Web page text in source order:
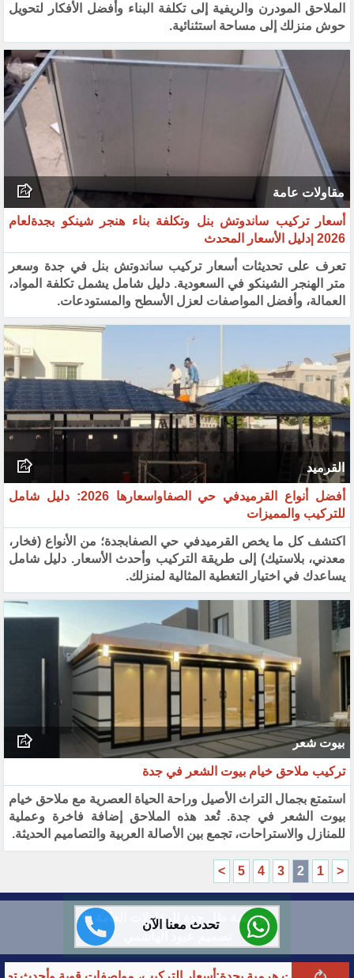
تحدث معنا الآن
الملاحق المودرن والريفية إلى تكلفة البناء وأفضل الأفكار لتحويل
حوش منزلك إلى مساحة استثنائية.
مقاولات عامة
أسعار تركيب ساندوتش بنل وتكلفة بناء هنجر شينكو بجدةلعام
2026 |دليل الأسعار المحدث
تعرف على تحديثات أسعار تركيب ساندوتش بنل في جدة وسعر
متر الهنجر الشينكو في السعودية. دليل شامل يشمل تكلفة المواد،
العمالة، وأفضل المواصفات لعزل الأسطح والمستودعات.
القرميد
أفضل أنواع القرميدفي حي الصفاواسعارها 2026: دليل شامل
للتركيب والمميزات
اكتشف كل ما يخص القرميدفي حي الصفابجدة؛ من الأنواع (فخار،
معدني، بلاستيك) إلى طريقة التركيب وأحدث الأسعار. دليل شامل
يساعدك في اختيار التغطية المثالية لمنزلك.
بيوت شعر
تركيب ملاحق خيام بيوت الشعر في جدة
استمتع بجمال التراث الأصيل وراحة الحياة العصرية مع ملاحق خيام
بيوت الشعر في جدة. تُعد هذه الملاحق إضافة فاخرة وعملية
للمنازل والاستراحات، تجمع بين الأصالة العربية والتصاميم الحديثة.
<
1
2
3
4
5
>
مؤسسة ظل جدة للمقاولات العامة ©